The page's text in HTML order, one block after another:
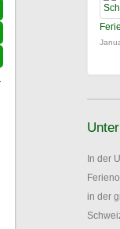
In der
in der